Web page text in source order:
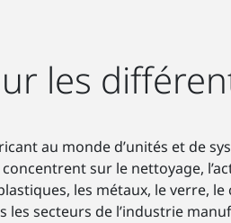
les
au monde d’unités et de
sur le nettoyage,
les métaux, le verre,
les secteurs de l’industrie